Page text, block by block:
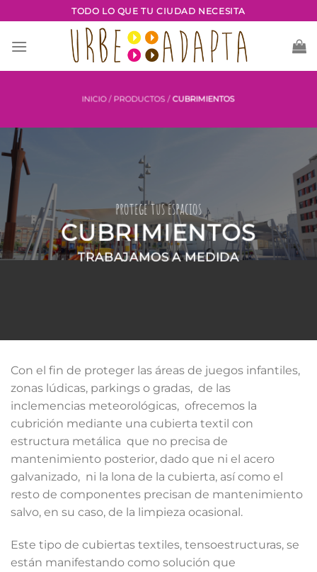
al
contenido
TODO LO QUE TU CIUDAD NECESITA
INICIO / PRODUCTOS /CUBRIMIENTOS
protege tus espacios
CUBRIMIENTOS
TRABAJAMOS A MEDIDA
Con el fin de proteger las áreas de juegos infantiles,
zonas lúdicas, parkings o gradas, de las
inclemencias meteorológicas, ofrecemos la
cubrición mediante una cubierta textil con
estructura metálica que no precisa de
mantenimiento posterior, dado que ni el acero
galvanizado, ni la lona de la cubierta, así como el
resto de componentes precisan de mantenimiento
salvo, en su caso, de la limpieza ocasional.
Este tipo de cubiertas textiles, tensoestructuras, se
están manifestando como solución que